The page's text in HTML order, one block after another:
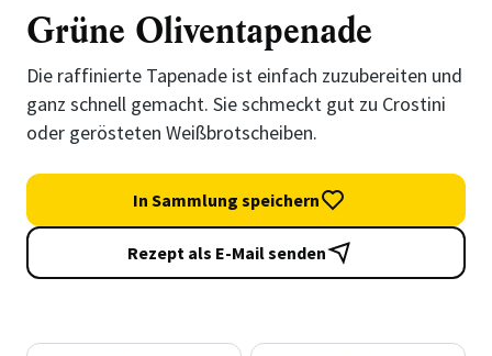
Grüne Oliventapenade
Die raffinierte Tapenade ist einfach zuzubereiten und
ganz schnell gemacht. Sie schmeckt gut zu Crostini
oder gerösteten Weißbrotscheiben.
In Sammlung speichern
Rezept als E-Mail senden